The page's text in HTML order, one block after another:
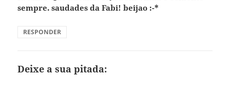
sempre. saudades da Fabi! beijao :-*
RESPONDER
Deixe a sua pitada: